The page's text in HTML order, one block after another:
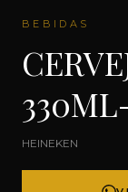
BEBIDAS
HEINEKEN